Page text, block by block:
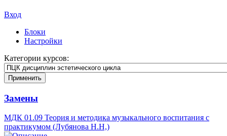
Вход
Блоки
Настройки
Категории курсов:
Замены
МДК 01.09 Теория и методика музыкального воспитания с
практикумом (Лубянова Н.Н,)